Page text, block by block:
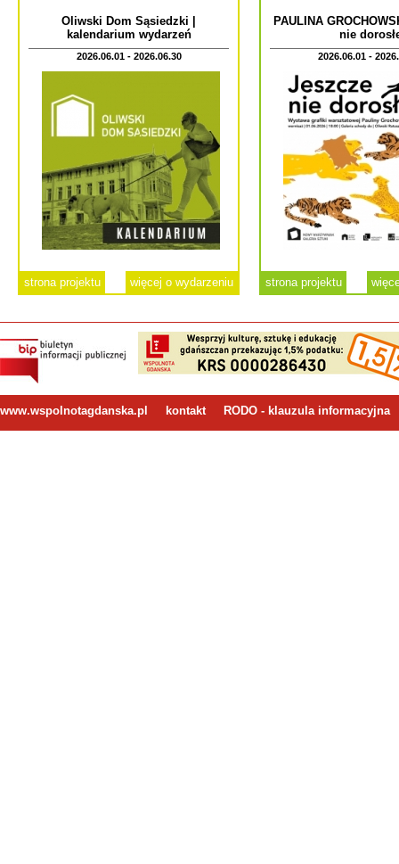
Oliwski Dom Sąsiedzki |
kalendarium wydarzeń
2026.06.01 - 2026.06.30
strona projektu więcej o wydarzeniu
PAULINA
nie
2026.06.01 -
strona projektu
www.wspolnotagdanska.pl kontakt RODO - klauzula informacyjna